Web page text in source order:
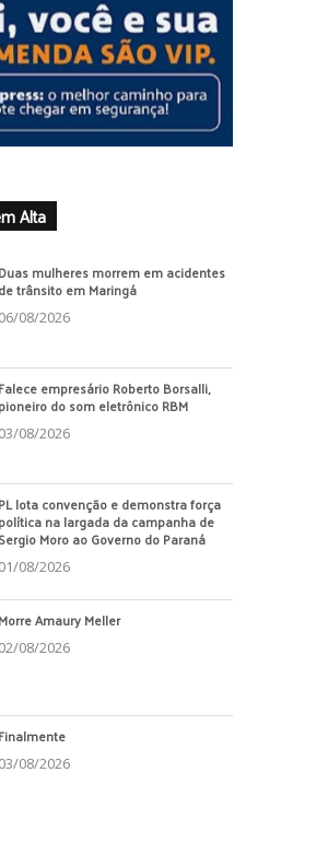
Alta
Duas mulheres morrem em acidentes
de trânsito em Maringá
06/08/2026
Falece empresário Roberto Borsalli,
pioneiro do som eletrônico RBM
03/08/2026
PL lota convenção e demonstra força
política na largada da campanha de
Sergio Moro ao Governo do Paraná
01/08/2026
Morre Amaury Meller
02/08/2026
Finalmente
03/08/2026